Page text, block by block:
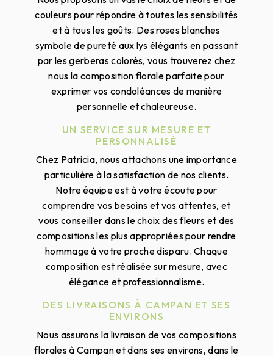
couleurs pour répondre à toutes les sensibilités
et à tous les goûts. Des roses blanches
symbole de pureté aux lys élégants en passant
par les gerberas colorés, vous trouverez chez
nous la composition florale parfaite pour
exprimer vos condoléances de manière
personnelle et chaleureuse.
UN SERVICE SUR MESURE ET
PERSONNALISÉ
Chez Patricia, nous attachons une importance
particulière à la satisfaction de nos clients.
Notre équipe est à votre écoute pour
comprendre vos besoins et vos attentes, et
vous conseiller dans le choix des fleurs et des
compositions les plus appropriées pour rendre
hommage à votre proche disparu. Chaque
composition est réalisée sur mesure, avec
élégance et professionnalisme.
DES LIVRAISONS À CAMPAN ET SES
ENVIRONS
Nous assurons la livraison de vos compositions
florales à Campan et dans ses environs, dans le